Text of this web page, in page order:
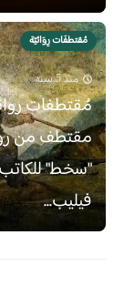
مُقتطفَات رِوَائيّة
منذ 5 سنة
مُقتطفات
مقتطف من
"سخط" للكاتب
فيليب...